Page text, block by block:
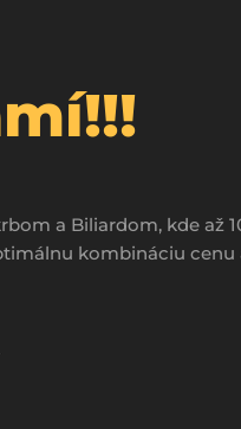
a Biliardom, kde až
kombináciu